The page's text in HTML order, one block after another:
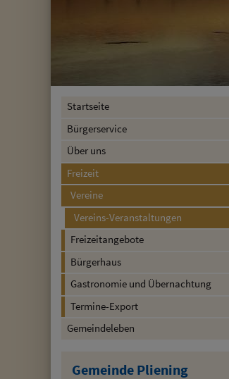
Startseite
Bürgerservice
Über uns
Freizeit
Vereine
Vereins-Veranstaltungen
Freizeitangebote
Bürgerhaus
Gastronomie und Übernachtung
Termine-Export
Gemeindeleben
Gemeinde Pliening